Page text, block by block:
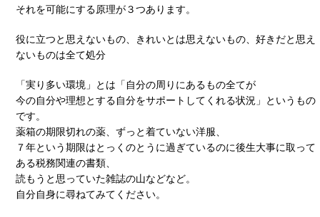
それを可能にする原理が３つあります。
役に立つと思えないもの、きれいとは思えないもの、好きだと思え
ないものは全て処分
「実り多い環境」とは「自分の周りにあるもの全てが
今の自分や理想とする自分をサポートしてくれる状況」というもの
です。
薬箱の期限切れの薬、ずっと着ていない洋服、
７年という期限はとっくのとうに過ぎているのに後生大事に取って
ある税務関連の書類、
読もうと思っていた雑誌の山などなど。
自分自身に尋ねてみてください。